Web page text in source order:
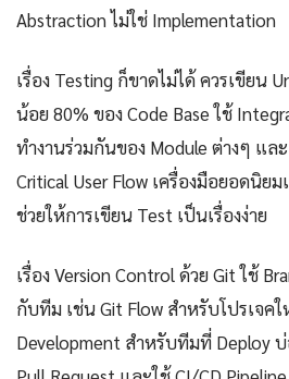
Abstraction ไม่ใช่ Implementation
เรื่อง Testing ก็ขาดไม่ได้ ควรเขียน
น้อย 80% ของ Code Base ใช้
ทำงานร่วมกันของ Module ต่างๆ แล
Critical User Flow เครื่องมือยอดนิย
ช่วยให้การเขียน Test เป็นเรื่องง่าย
เรื่อง Version Control ด้วย Git ใช้
กับทีม เช่น Git Flow สำหรับโปรเจค
Development สำหรับทีมที่ Deploy